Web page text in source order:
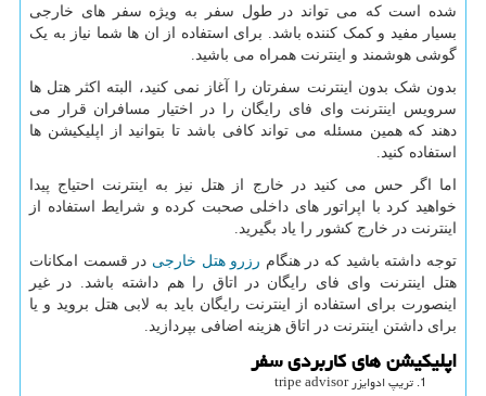
شده است که می تواند در طول سفر به ویژه سفر های خارجی
بسیار مفید و کمک کننده باشد. برای استفاده از ان ها شما نیاز به یک
گوشی هوشمند و اینترنت همراه می باشید.
بدون شک بدون اینترنت سفرتان را آغاز نمی کنید، البته اکثر هتل ها
سرویس اینترنت وای فای رایگان را در اختیار مسافران قرار می
دهند که همین مسئله می تواند کافی باشد تا بتوانید از اپلیکیشن ها
استفاده کنید.
اما اگر حس می کنید در خارج از هتل نیز به اینترنت احتیاج پیدا
خواهید کرد با اپراتور های داخلی صحبت کرده و شرایط استفاده از
اینترنت در خارج کشور را یاد بگیرید.
توجه داشته باشید که در هنگام رزرو هتل خارجی در قسمت امکانات
هتل اینترنت وای فای رایگان در اتاق را هم داشته باشد. در غیر
اینصورت برای استفاده از اینترنت رایگان باید به لابی هتل بروید و یا
برای داشتن اینترنت در اتاق هزینه اضافی بپردازید.
اپلیکیشن های کاربردی سفر
تریپ ادوایزر tripe advisor